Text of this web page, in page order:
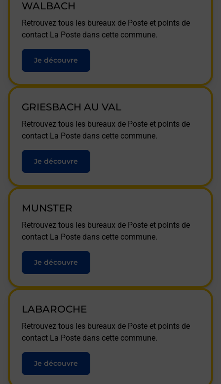
WALBACH
Retrouvez tous les bureaux de Poste et points de
contact La Poste dans cette commune.
Je découvre
GRIESBACH AU VAL
Retrouvez tous les bureaux de Poste et points de
contact La Poste dans cette commune.
Je découvre
MUNSTER
Retrouvez tous les bureaux de Poste et points de
contact La Poste dans cette commune.
Je découvre
LABAROCHE
Retrouvez tous les bureaux de Poste et points de
contact La Poste dans cette commune.
Je découvre